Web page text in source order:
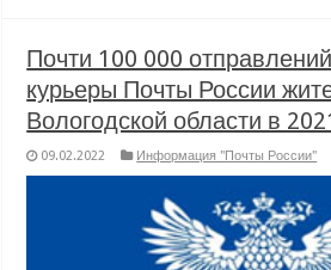
Почти 100 000
курьеры Почты России
Вологодской области в
09.02.2022 Информация "Почты России"